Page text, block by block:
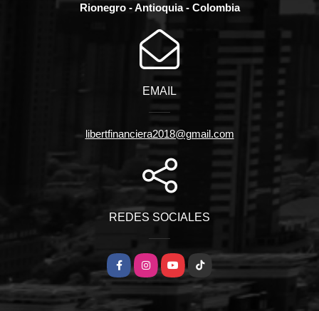
Rionegro - Antioquia - Colombia
EMAIL
libertfinanciera2018@gmail.com
REDES SOCIALES
FacebookInstagramYouTube
TikTok